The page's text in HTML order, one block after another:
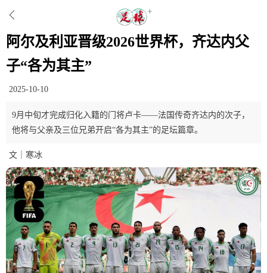
阿尔及利亚晋级2026世界杯，齐达内父
子“各为其主”
2025-10-10
9月中旬才完成归化入籍的门将卢卡——法国传奇齐达内的次子，
他将与父亲及三位兄弟开启“各为其主”的足坛篇章。
文｜寒冰